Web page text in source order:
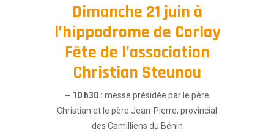
Dimanche 21 juin à
l’hippodrome de Corlay
Fête de l’association
Christian Steunou
– 10 h30 : messe présidée par le père
Christian et le père Jean-Pierre, provincial
des Camilliens du Bénin